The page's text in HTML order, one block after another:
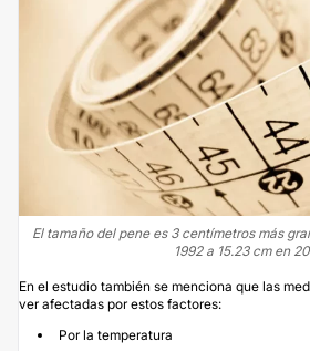
El tamaño del pene es 3 centímetros más
1992 a 15.23 cm en
En el estudio también se menciona que las
ver afectadas por estos factores:
Por la temperatura